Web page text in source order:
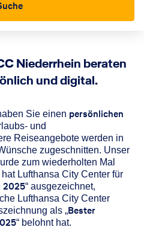
Niederrhein beraten
und digital.
Sie einen persönlichen
und
Reiseangebote werden in
zugeschnitten. Unser
zum wiederholten Mal
Lufthansa City Center für
2025“ ausgezeichnet,
Lufthansa City Center
als „Bester
“ belohnt hat.